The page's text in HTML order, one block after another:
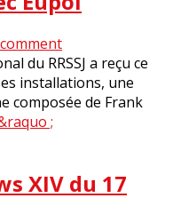
du RRSSJ a reçu ce
installations, une
composée de Frank
;
XIV du 17